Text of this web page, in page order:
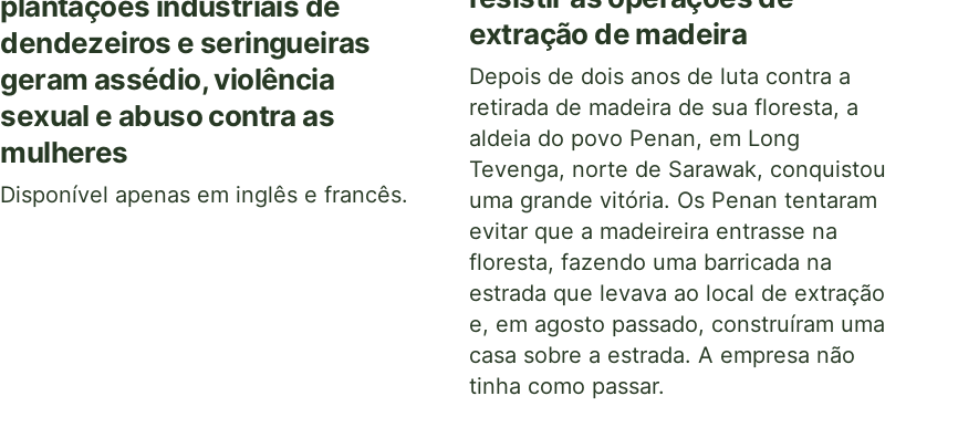
dendezeiros e seringueiras
geram assédio, violência
sexual e abuso contra as
mulheres
Disponível apenas em inglês e francês.
extração de madeira
Depois de dois anos de luta contra a
retirada de madeira de sua floresta, a
aldeia do povo Penan, em Long
Tevenga, norte de Sarawak, conquistou
uma grande vitória. Os Penan tentaram
evitar que a madeireira entrasse na
floresta, fazendo uma barricada na
estrada que levava ao local de extração
e, em agosto passado, construíram uma
casa sobre a estrada. A empresa não
tinha como passar.